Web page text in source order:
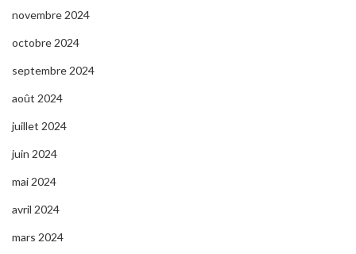
novembre 2024
octobre 2024
septembre 2024
août 2024
juillet 2024
juin 2024
mai 2024
avril 2024
mars 2024